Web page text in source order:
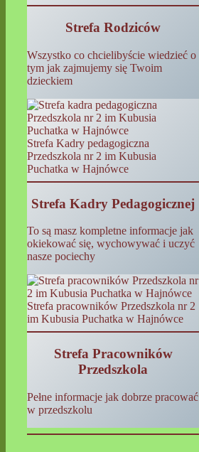
Strefa Rodziców
Wszystko co chcielibyście wiedzieć o
tym jak zajmujemy się Twoim
dzieckiem
Strefa Kadry pedagogiczna
Przedszkola nr 2 im Kubusia
Puchatka w Hajnówce
Strefa Kadry Pedagogicznej
To są masz kompletne informacje jak
okiekować się, wychowywać i uczyć
nasze pociechy
Strefa pracowników Przedszkola nr 2
im Kubusia Puchatka w Hajnówce
Strefa Pracowników
Przedszkola
Pełne informacje jak dobrze pracować
w przedszkolu